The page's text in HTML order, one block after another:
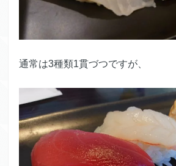
通常は3種類1貫づつですが、